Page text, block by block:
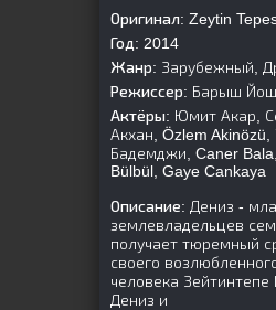
Оригинал: Zeytin
Год: 2014
Жанр: Зарубежный,
Режиссер: Барыш Йош
Актёры: Юмит Акар,
Акхан, Özlem
Бадемджи, Caner
Bülbül, Gaye Cankaya
Описание: Дениз -
землевладельцев
получает тюремный
своего
человека
Дениз и